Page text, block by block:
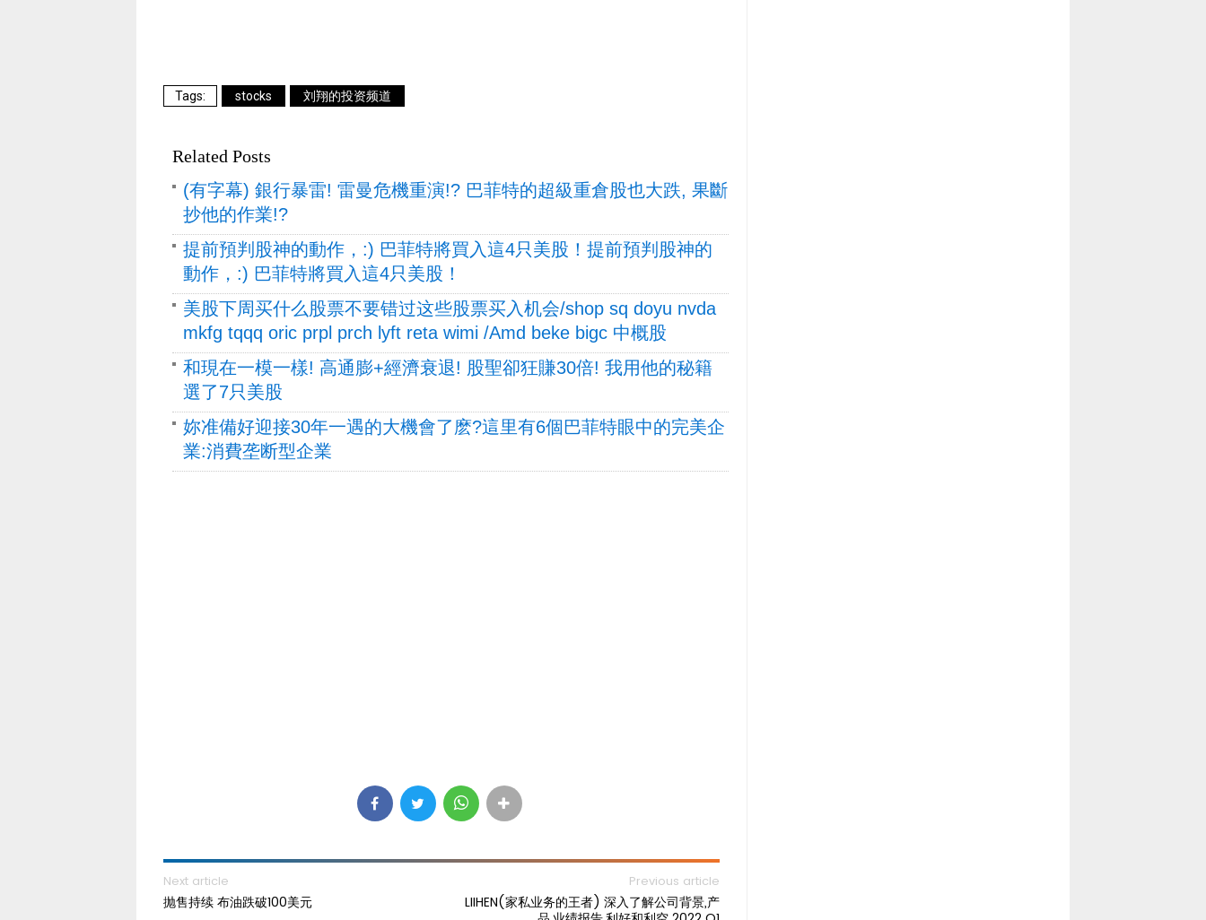
stocks 刘翔的投资频道
Related Posts
(有字幕) 銀行暴雷! 雷曼危機重演!? 巴菲特的超級重倉股也大跌, 果斷
抄他的作業!?
提前預判股神的動作，:) 巴菲特將買入這4只美股！提前預判股神的
動作，:) 巴菲特將買入這4只美股！
美股下周买什么股票不要错过这些股票买入机会/shop sq doyu nvda
mkfg tqqq oric prpl prch lyft reta wimi /Amd beke bigc 中概股
和現在一模一樣! 高通膨+經濟衰退! 股聖卻狂賺30倍! 我用他的秘籍
選了7只美股
妳准備好迎接30年一遇的大機會了麽?這里有6個巴菲特眼中的完美企
業:消費垄断型企業
Next article
抛售持续 布油跌破100美元
Previous article
LIIHEN(家私业务的王者) 深入了解公司背景,产